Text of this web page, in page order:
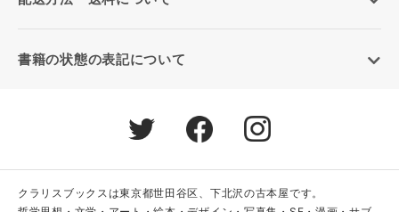
書籍の状態の表記について
クラリスブックスは東京都世田谷区、下北沢の古本屋です。